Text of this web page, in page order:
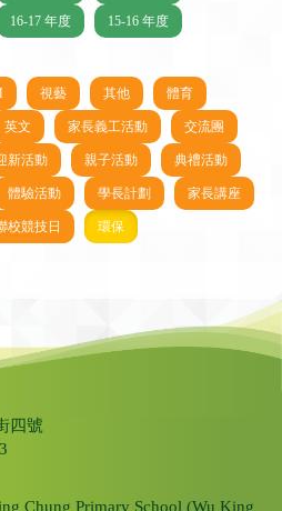
16-17 年度 15-16 年度
視藝 其他 體育
英文 家長義工活動 交流團
新活動 親子活動 典禮活動
體驗活動 學長計劃 家長講座
校競技日 環保
四號
Chung Primary School (Wu King